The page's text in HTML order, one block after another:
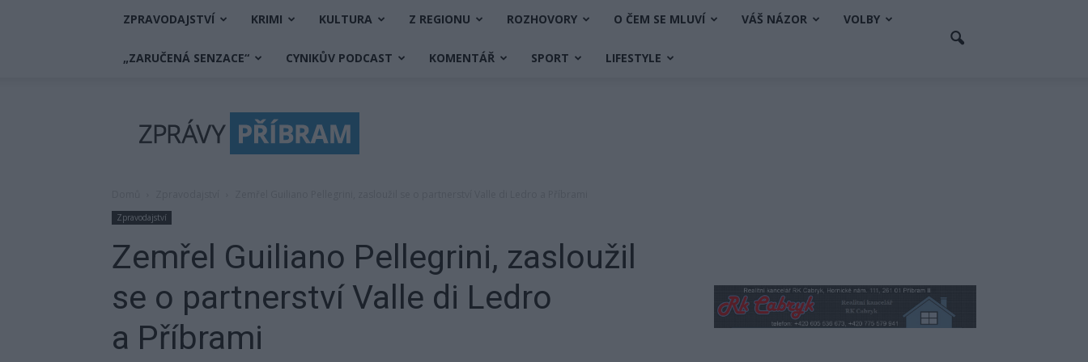
ZPRAVODAJSTVÍ KRIMI KULTURA Z REGIONU ROZHOVORY O ČEM SE MLUVÍ VÁŠ NÁZOR VOLBY
„ZARUČENÁ SENZACE“ CYNIKŮV PODCAST KOMENTÁŘ SPORT LIFESTYLE
Příbram
Zpravodajství
Zemřel Guiliano Pellegrini, zasloužil
se o partnerství Valle di Ledro
a Příbrami